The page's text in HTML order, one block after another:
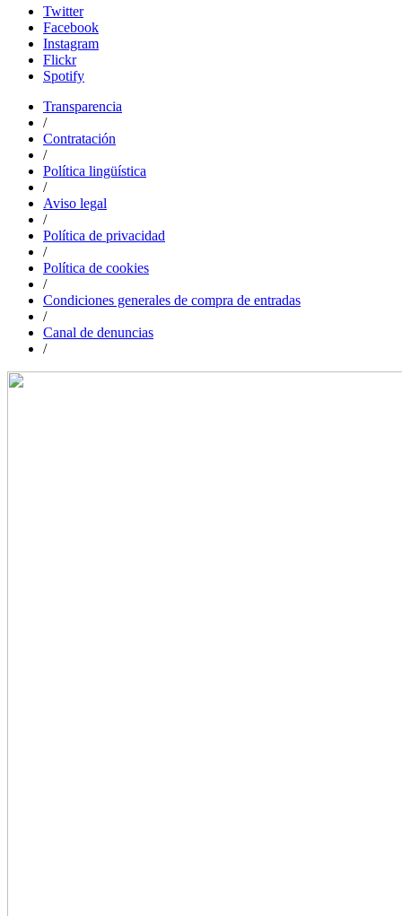
Twitter
Facebook
Instagram
Flickr
Spotify
Transparencia
/
Contratación
/
Política lingüística
/
Aviso legal
/
Política de privacidad
/
Política de cookies
/
Condiciones generales de compra de entradas
/
Canal de denuncias
/